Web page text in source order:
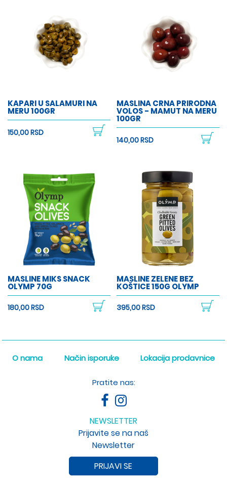
KAPARI U SALAMURI NA
MERU 100GR
150,00 RSD
MASLINA CRNA PRIRODNA
VOLOS - MAMUT NA MERU
100GR
140,00 RSD
MASLINE MIKS SNACK
OLYMP 70G
180,00 RSD
MASLINE ZELENE BEZ
KOŠTICE 150G OLYMP
395,00 RSD
O nama Način isporuke Lokacija prodavnice
Pratite nas:
NEWSLETTER
Prijavite se na naš
Newsletter
PRIJAVI SE